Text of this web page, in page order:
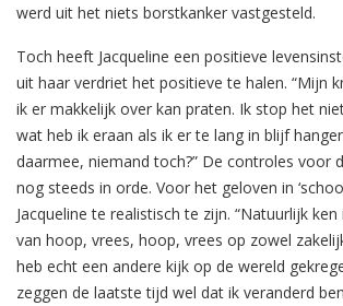
werd uit het niets borstkanker vastgesteld.
Toch heeft Jacqueline een positieve
uit haar verdriet het positieve te halen. “Mijn
ik er makkelijk over kan praten. Ik stop het
wat heb ik eraan als ik er te lang in blijf
daarmee, niemand toch?” De controles voor
nog steeds in orde. Voor het geloven in
Jacqueline te realistisch te zijn. “Natuurlijk
van hoop, vrees, hoop, vrees op zowel
heb echt een andere kijk op de wereld
zeggen de laatste tijd wel dat ik veranderd